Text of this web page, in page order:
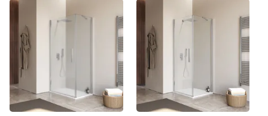
Cromo
Materiale
ABS
Finitura
Cromata
Numero Elementi